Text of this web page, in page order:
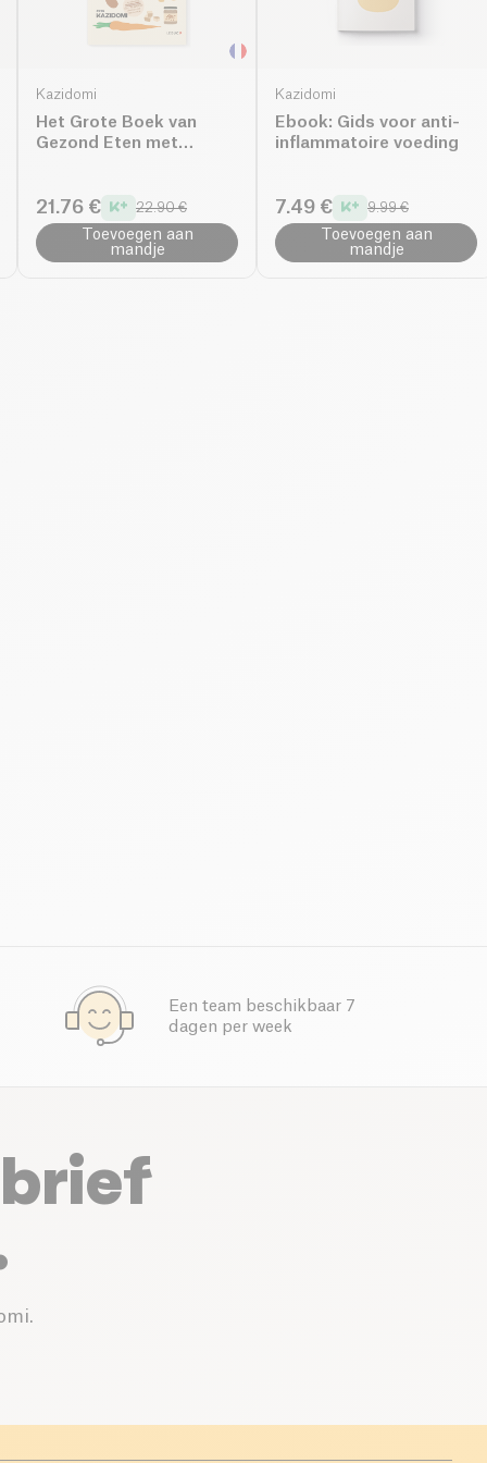
Kazidomi
Het Grote Boek van
Gezond Eten met
21.76 € 22.90 €
Toevoegen aan
mandje
Kazidomi
Ebook: Gids voor anti-
inflammatoire voeding
7.49 € 9.99 €
Toevoegen aan
mandje
Een team beschikbaar 7
dagen per week